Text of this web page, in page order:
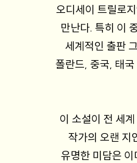
오디세이 트릴로
만난다. 특히 이
세계적인 출판
폴란드, 중국, 태
이 소설이 전 세
작가의 오랜 지
유명한 미담은